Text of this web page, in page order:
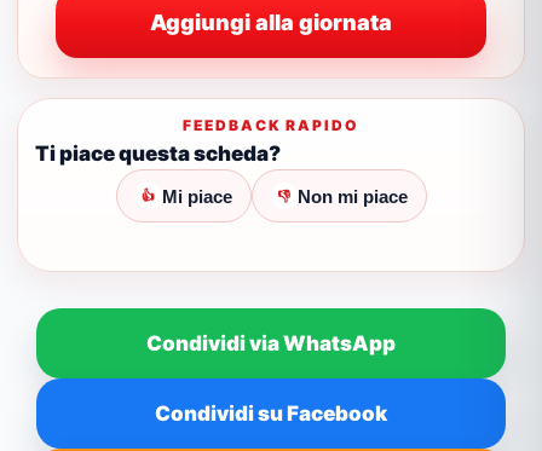
Aggiungi alla giornata
FEEDBACK RAPIDO
Ti piace questa scheda?
👍 Mi piace 👎 Non mi piace
Condividi via WhatsApp
Condividi su Facebook